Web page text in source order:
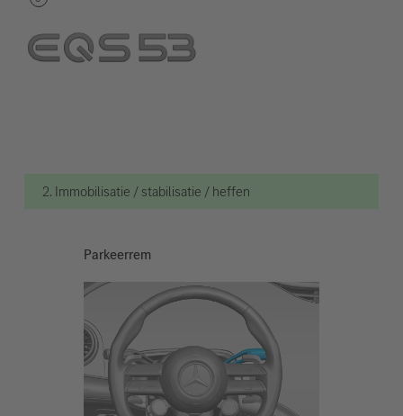
2. Immobilisatie / stabilisatie / heffen
Parkeerrem